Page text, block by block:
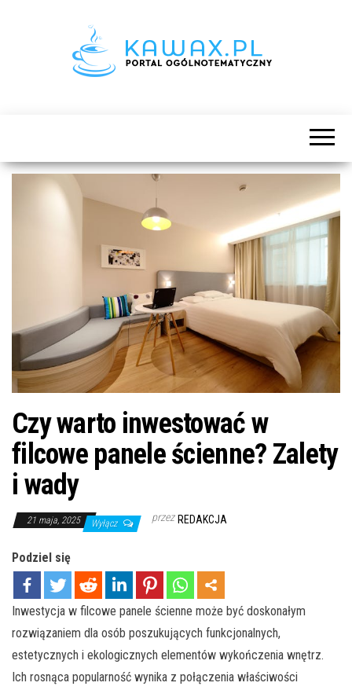
Czy warto inwestować w
filcowe panele ścienne? Zalety
i wady
21 maja, 2025 Wyłącz przez REDAKCJA
Podziel się
Inwestycja w filcowe panele ścienne może być doskonałym
rozwiązaniem dla osób poszukujących funkcjonalnych,
estetycznych i ekologicznych elementów wykończenia wnętrz.
Ich rosnąca popularność wynika z połączenia właściwości